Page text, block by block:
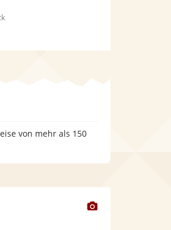
von mehr als 150
Dieser